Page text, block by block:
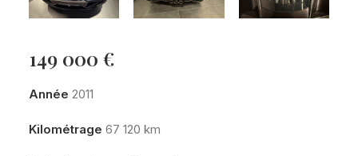
149 000 €
Année 2011
Kilométrage 67 120 km